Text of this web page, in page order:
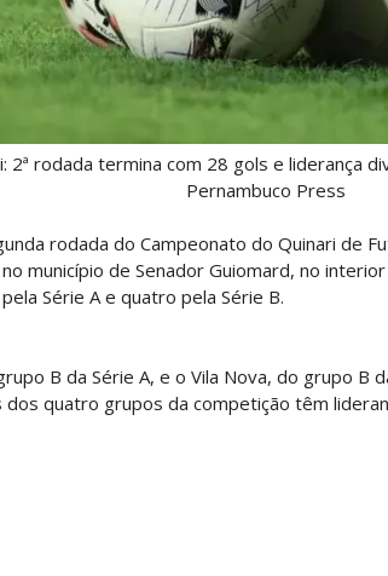
2ª rodada termina com 28 gols e liderança
Pernambuco Press
rodada do Campeonato do Quinari de
município de Senador Guiomard, no
Série A e quatro pela Série B.
B da Série A, e o Vila Nova, do grupo B
quatro grupos da competição têm